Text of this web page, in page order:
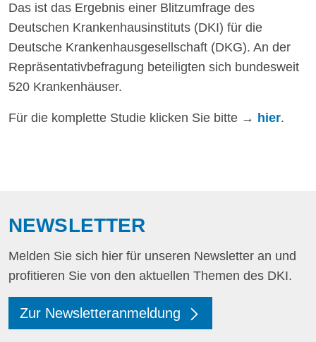
Das ist das Ergebnis einer Blitzumfrage des
Deutschen Krankenhausinstituts (DKI) für die
Deutsche Krankenhausgesellschaft (DKG). An der
Repräsentativbefragung beteiligten sich bundesweit
520 Krankenhäuser.
Für die komplette Studie klicken Sie bitte → hier.
NEWSLETTER
Melden Sie sich hier für unseren Newsletter an und
profitieren Sie von den aktuellen Themen des DKI.
Zur Newsletteranmeldung